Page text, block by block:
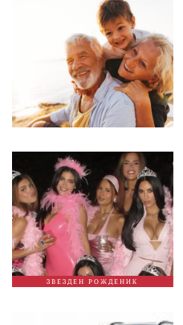
ЗВЕЗДЕН РОЖДЕНИК